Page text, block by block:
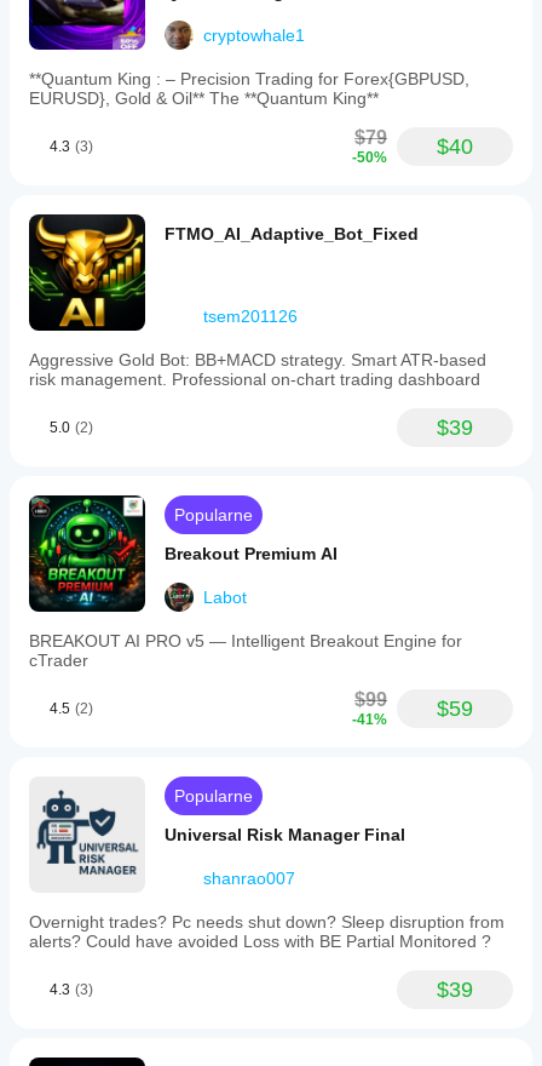
cryptowhale1
**Quantum King : – Precision Trading for Forex{GBPUSD,
EURUSD}, Gold & Oil** The **Quantum King**
4.3 (3) $79
-50% $40
FTMO_AI_Adaptive_Bot_Fixed
tsem201126
Aggressive Gold Bot: BB+MACD strategy. Smart ATR-based
risk management. Professional on-chart trading dashboard
5.0 (2) $39
Popularne
Breakout Premium AI
Labot
BREAKOUT AI PRO v5 — Intelligent Breakout Engine for
cTrader
4.5 (2) $99
-41% $59
Popularne
Universal Risk Manager Final
shanrao007
Overnight trades? Pc needs shut down? Sleep disruption from
alerts? Could have avoided Loss with BE Partial Monitored ?
4.3 (3) $39